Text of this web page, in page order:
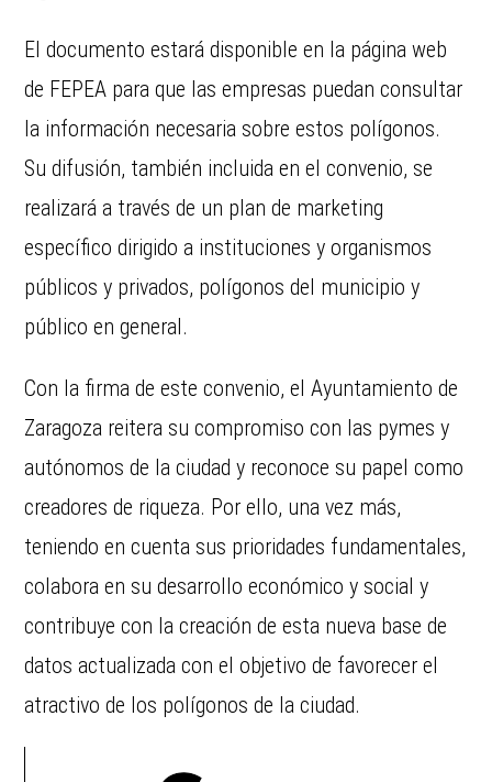
El documento estará disponible en la página web
de FEPEA para que las empresas puedan consultar
la información necesaria sobre estos polígonos.
Su difusión, también incluida en el convenio, se
realizará a través de un plan de marketing
específico dirigido a instituciones y organismos
públicos y privados, polígonos del municipio y
público en general.
Con la firma de este convenio, el Ayuntamiento de
Zaragoza reitera su compromiso con las pymes y
autónomos de la ciudad y reconoce su papel como
creadores de riqueza. Por ello, una vez más,
teniendo en cuenta sus prioridades fundamentales,
colabora en su desarrollo económico y social y
contribuye con la creación de esta nueva base de
datos actualizada con el objetivo de favorecer el
atractivo de los polígonos de la ciudad.